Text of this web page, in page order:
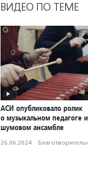
ВИДЕО ПО ТЕМЕ
АСИ опубликовало ролик
о музыкальном педагоге
шумовом ансамбле
26.06.2024 ·